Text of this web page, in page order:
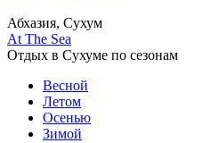
Абхазия, Сухум
At The Sea
Отдых в Сухуме по сезонам
Весной
Летом
Осенью
Зимой